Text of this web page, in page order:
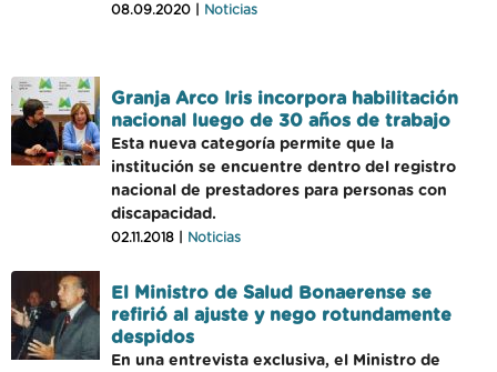
08.09.2020 | Noticias
Granja Arco Iris incorpora habilitación
nacional luego de 30 años de trabajo
Esta nueva categoría permite que la
institución se encuentre dentro del registro
nacional de prestadores para personas con
discapacidad.
02.11.2018 | Noticias
El Ministro de Salud Bonaerense se
refirió al ajuste y nego rotundamente
despidos
En una entrevista exclusiva, el Ministro de